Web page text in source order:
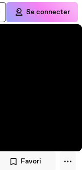
Se connecter
Favori